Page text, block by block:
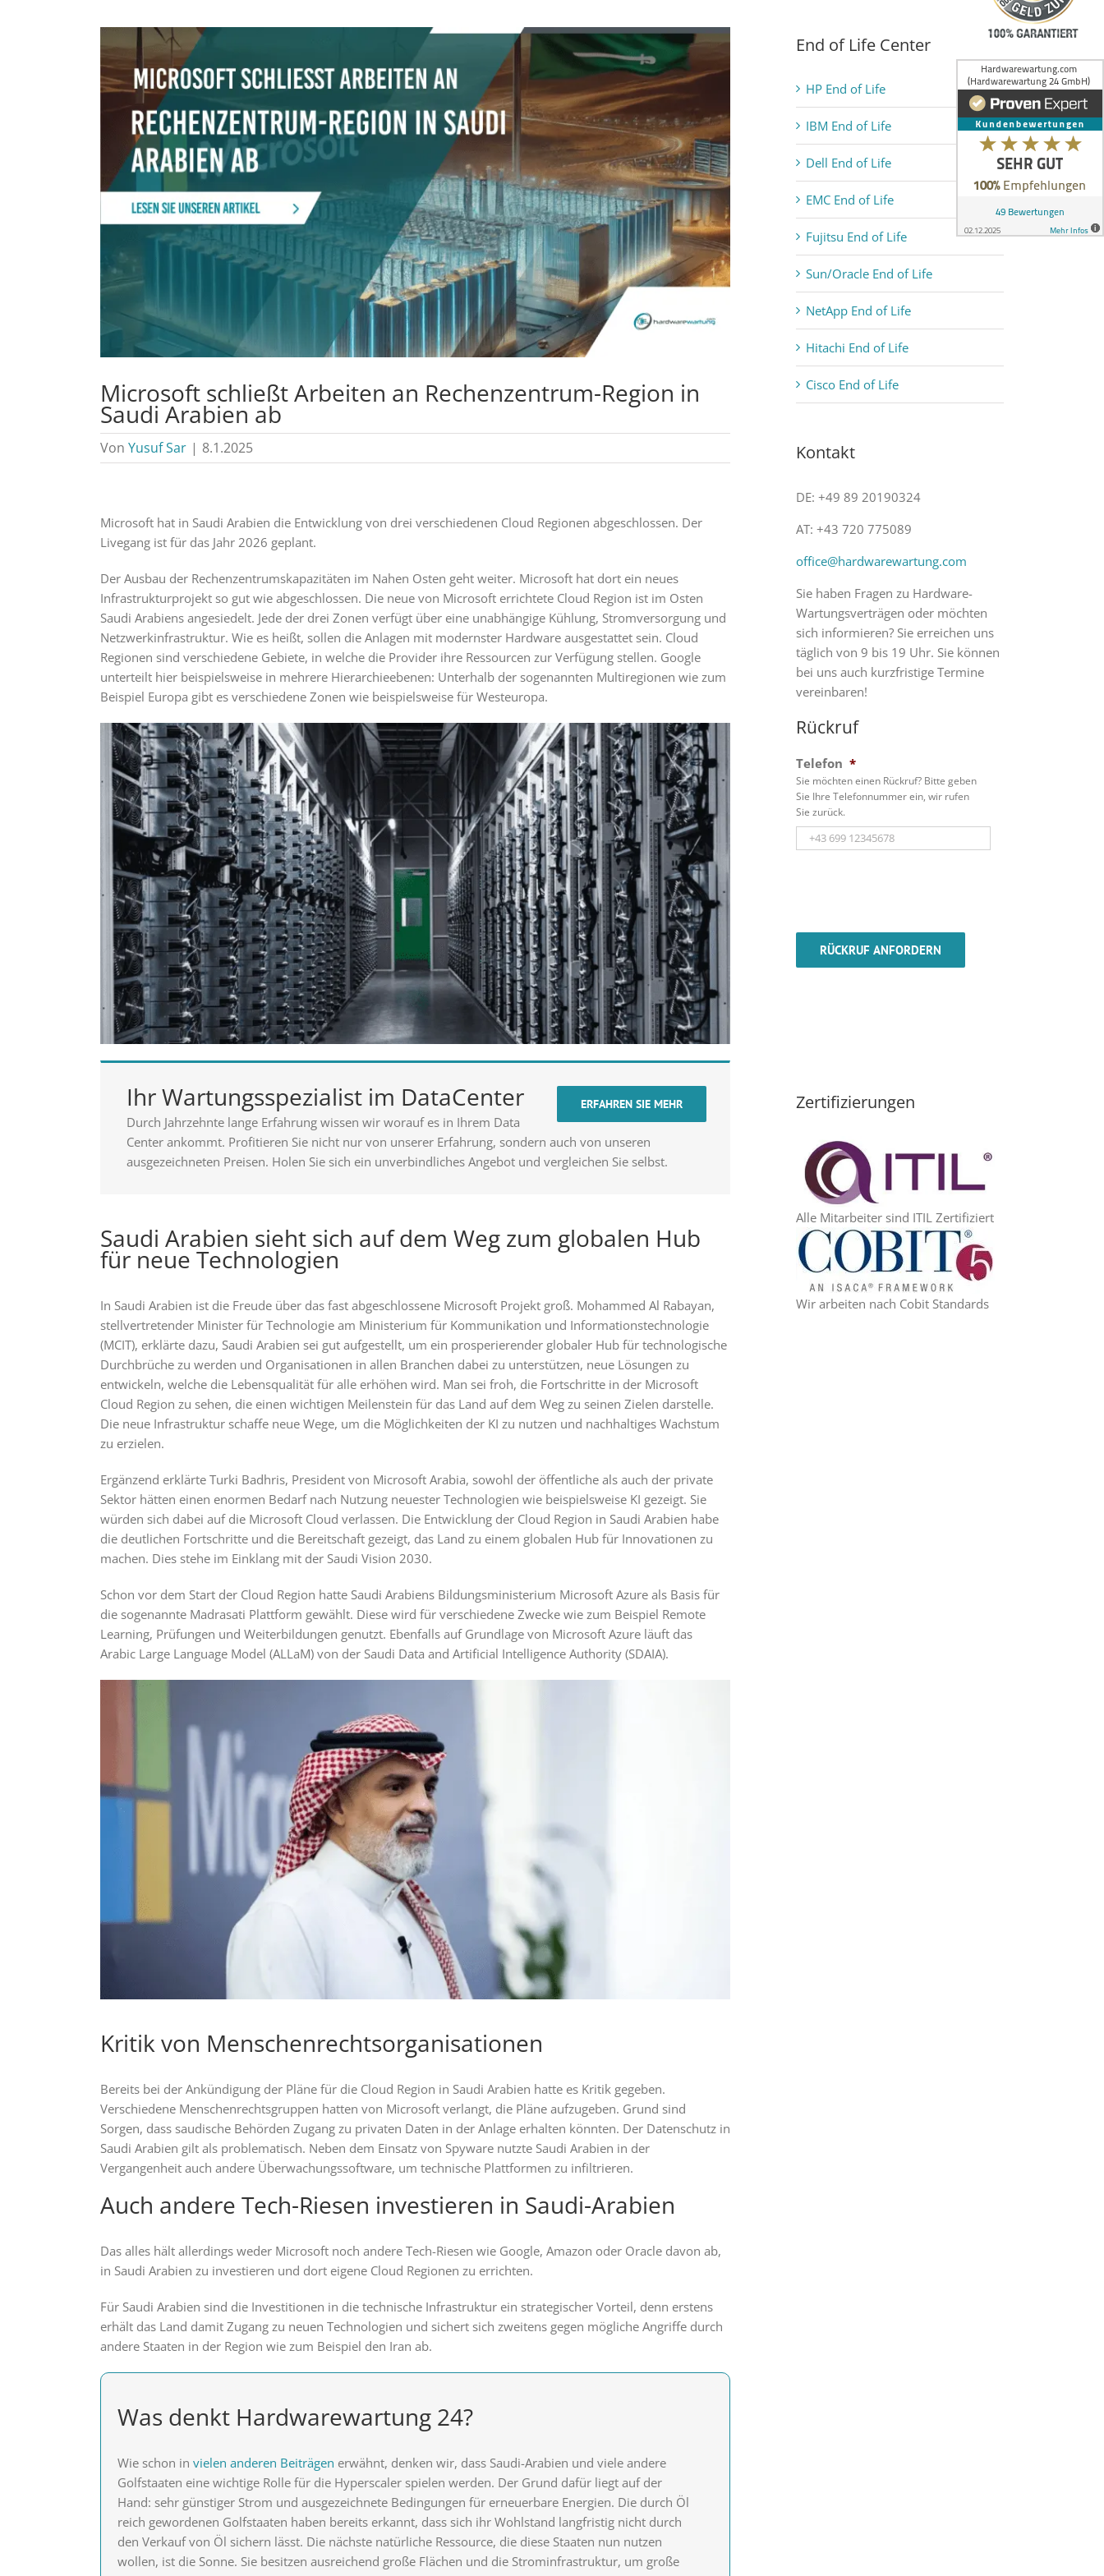
Microsoft schließt Arbeiten an Rechenzentrum-Region in
Saudi Arabien ab
Von Yusuf Sar | 8.1.2025
Microsoft hat in Saudi Arabien die Entwicklung von drei verschiedenen Cloud Regionen abgeschlossen. Der
Livegang ist für das Jahr 2026 geplant.
Der Ausbau der Rechenzentrumskapazitäten im Nahen Osten geht weiter. Microsoft hat dort ein neues
Infrastrukturprojekt so gut wie abgeschlossen. Die neue von Microsoft errichtete Cloud Region ist im Osten
Saudi Arabiens angesiedelt. Jede der drei Zonen verfügt über eine unabhängige Kühlung, Stromversorgung und
Netzwerkinfrastruktur. Wie es heißt, sollen die Anlagen mit modernster Hardware ausgestattet sein. Cloud
Regionen sind verschiedene Gebiete, in welche die Provider ihre Ressourcen zur Verfügung stellen. Google
unterteilt hier beispielsweise in mehrere Hierarchieebenen: Unterhalb der sogenannten Multiregionen wie zum
Beispiel Europa gibt es verschiedene Zonen wie beispielsweise für Westeuropa.
ERFAHREN SIE MEHR
Ihr Wartungsspezialist im DataCenter
Durch Jahrzehnte lange Erfahrung wissen wir worauf es in Ihrem Data
Center ankommt. Profitieren Sie nicht nur von unserer Erfahrung, sondern auch von unseren
ausgezeichneten Preisen. Holen Sie sich ein unverbindliches Angebot und vergleichen Sie selbst.
Saudi Arabien sieht sich auf dem Weg zum globalen Hub
für neue Technologien
In Saudi Arabien ist die Freude über das fast abgeschlossene Microsoft Projekt groß. Mohammed Al Rabayan,
stellvertretender Minister für Technologie am Ministerium für Kommunikation und Informationstechnologie
(MCIT), erklärte dazu, Saudi Arabien sei gut aufgestellt, um ein prosperierender globaler Hub für technologische
Durchbrüche zu werden und Organisationen in allen Branchen dabei zu unterstützen, neue Lösungen zu
entwickeln, welche die Lebensqualität für alle erhöhen wird. Man sei froh, die Fortschritte in der Microsoft
Cloud Region zu sehen, die einen wichtigen Meilenstein für das Land auf dem Weg zu seinen Zielen darstelle.
Die neue Infrastruktur schaffe neue Wege, um die Möglichkeiten der KI zu nutzen und nachhaltiges Wachstum
zu erzielen.
Ergänzend erklärte Turki Badhris, President von Microsoft Arabia, sowohl der öffentliche als auch der private
Sektor hätten einen enormen Bedarf nach Nutzung neuester Technologien wie beispielsweise KI gezeigt. Sie
würden sich dabei auf die Microsoft Cloud verlassen. Die Entwicklung der Cloud Region in Saudi Arabien habe
die deutlichen Fortschritte und die Bereitschaft gezeigt, das Land zu einem globalen Hub für Innovationen zu
machen. Dies stehe im Einklang mit der Saudi Vision 2030.
Schon vor dem Start der Cloud Region hatte Saudi Arabiens Bildungsministerium Microsoft Azure als Basis für
die sogenannte Madrasati Plattform gewählt. Diese wird für verschiedene Zwecke wie zum Beispiel Remote
Learning, Prüfungen und Weiterbildungen genutzt. Ebenfalls auf Grundlage von Microsoft Azure läuft das
Arabic Large Language Model (ALLaM) von der Saudi Data and Artificial Intelligence Authority (SDAIA).
Kritik von Menschenrechtsorganisationen
Bereits bei der Ankündigung der Pläne für die Cloud Region in Saudi Arabien hatte es Kritik gegeben.
Verschiedene Menschenrechtsgruppen hatten von Microsoft verlangt, die Pläne aufzugeben. Grund sind
Sorgen, dass saudische Behörden Zugang zu privaten Daten in der Anlage erhalten könnten. Der Datenschutz in
Saudi Arabien gilt als problematisch. Neben dem Einsatz von Spyware nutzte Saudi Arabien in der
Vergangenheit auch andere Überwachungssoftware, um technische Plattformen zu infiltrieren.
Auch andere Tech-Riesen investieren in Saudi-Arabien
Das alles hält allerdings weder Microsoft noch andere Tech-Riesen wie Google, Amazon oder Oracle davon ab,
in Saudi Arabien zu investieren und dort eigene Cloud Regionen zu errichten.
Für Saudi Arabien sind die Investitionen in die technische Infrastruktur ein strategischer Vorteil, denn erstens
erhält das Land damit Zugang zu neuen Technologien und sichert sich zweitens gegen mögliche Angriffe durch
andere Staaten in der Region wie zum Beispiel den Iran ab.
Was denkt Hardwarewartung 24?
Wie schon in vielen anderen Beiträgen erwähnt, denken wir, dass Saudi-Arabien und viele andere
Golfstaaten eine wichtige Rolle für die Hyperscaler spielen werden. Der Grund dafür liegt auf der
Hand: sehr günstiger Strom und ausgezeichnete Bedingungen für erneuerbare Energien. Die durch Öl
reich gewordenen Golfstaaten haben bereits erkannt, dass sich ihr Wohlstand langfristig nicht durch
den Verkauf von Öl sichern lässt. Die nächste natürliche Ressource, die diese Staaten nun nutzen
wollen, ist die Sonne. Sie besitzen ausreichend große Flächen und die Strominfrastruktur, um große
End of Life Center
HP End of Life
IBM End of Life
Dell End of Life
EMC End of Life
Fujitsu End of Life
Sun/Oracle End of Life
NetApp End of Life
Hitachi End of Life
Cisco End of Life
Kontakt
DE: +49 89 20190324
AT: +43 720 775089
office@hardwarewartung.com
Sie haben Fragen zu Hardware-
Wartungsverträgen oder möchten
sich informieren? Sie erreichen uns
täglich von 9 bis 19 Uhr. Sie können
bei uns auch kurzfristige Termine
vereinbaren!
Rückruf
Telefon *
Sie möchten einen Rückruf? Bitte geben
Sie Ihre Telefonnummer ein, wir rufen
Sie zurück.
Zertifizierungen
Alle Mitarbeiter sind ITIL Zertifiziert
Wir arbeiten nach Cobit Standards